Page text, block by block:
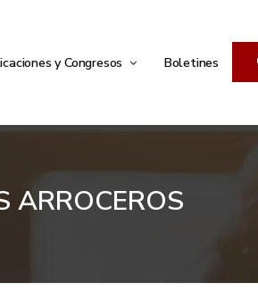
y Congresos Boletines
ARROCEROS